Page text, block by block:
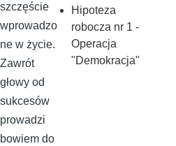
szczęście
wprowadzo
ne w życie.
Zawrót
głowy od
sukcesów
prowadzi
bowiem do
Hipoteza
robocza nr 1 -
Operacja
"Demokracja"